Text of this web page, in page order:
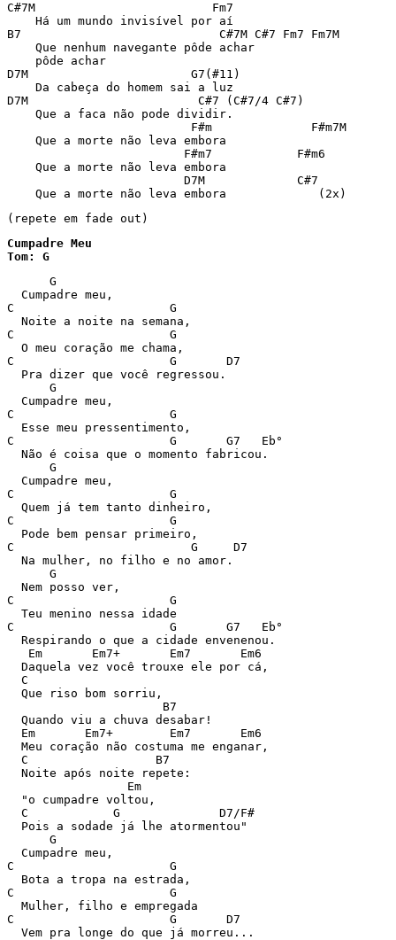
C#7M                         Fm7
    Há um mundo invisível por aí
B7                            C#7M C#7 Fm7 Fm7M
    Que nenhum navegante pôde achar
    pôde achar
D7M                       G7(#11)
    Da cabeça do homem sai a luz
D7M                        C#7 (C#7/4 C#7)
    Que a faca não pode dividir.
                          F#m              F#m7M
    Que a morte não leva embora
                         F#m7            F#m6
    Que a morte não leva embora
                         D7M             C#7
    Que a morte não leva embora             (2x)
(repete em fade out)
Cumpadre Meu
Tom: G
      G
  Cumpadre meu,
C                      G
  Noite a noite na semana,
C                      G
  O meu coração me chama,
C                      G       D7
  Pra dizer que você regressou.
      G
  Cumpadre meu,
C                      G
  Esse meu pressentimento,
C                      G       G7   Eb°
  Não é coisa que o momento fabricou.
      G
  Cumpadre meu,
C                      G
  Quem já tem tanto dinheiro,
C                      G
  Pode bem pensar primeiro,
C                         G     D7
  Na mulher, no filho e no amor.
      G
  Nem posso ver,
C                      G
  Teu menino nessa idade
C                      G       G7   Eb°
  Respirando o que a cidade envenenou.
   Em       Em7+       Em7       Em6
  Daquela vez você trouxe ele por cá,
  C
  Que riso bom sorriu,
                      B7
  Quando viu a chuva desabar!
  Em       Em7+        Em7       Em6
  Meu coração não costuma me enganar,
  C                  B7
  Noite após noite repete:
                 Em
  "o cumpadre voltou,
  C            G              D7/F#
  Pois a sodade já lhe atormentou"
      G
  Cumpadre meu,
C                      G
  Bota a tropa na estrada,
C                      G
  Mulher, filho e empregada
C                      G       D7
  Vem pra longe do que já morreu...